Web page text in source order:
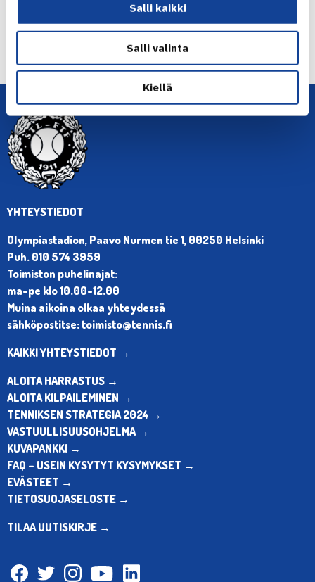
Salli kaikki
Salli valinta
Kiellä
← Edellinen
Seuraava uutinen: T.Nieminen pääsarjaan… →
YHTEYSTIEDOT
Olympiastadion, Paavo Nurmen tie 1, 00250 Helsinki
Puh. 010 574 3959
Toimiston puhelinajat:
ma-pe klo 10.00-12.00
Muina aikoina olkaa yhteydessä
sähköpostitse: toimisto@tennis.fi
KAIKKI YHTEYSTIEDOT →
ALOITA HARRASTUS →
ALOITA KILPAILEMINEN →
TENNIKSEN STRATEGIA 2024 →
VASTUULLISUUSOHJELMA →
KUVAPANKKI →
FAQ – USEIN KYSYTYT KYSYMYKSET →
EVÄSTEET →
TIETOSUOJASELOSTE →
TILAA UUTISKIRJE →